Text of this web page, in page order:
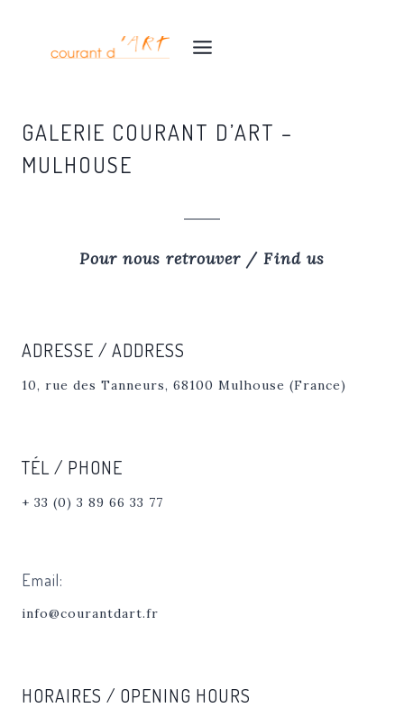
contenu
GALERIE COURANT D’ART –
MULHOUSE
Pour nous retrouver / Find us
ADRESSE / ADDRESS
10, rue des Tanneurs, 68100 Mulhouse (France)
TÉL / PHONE
+ 33 (0) 3 89 66 33 77
Email:
info@courantdart.fr
HORAIRES / OPENING HOURS